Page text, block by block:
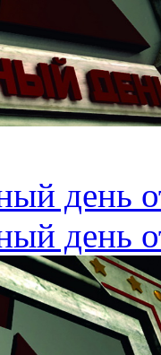
день
день